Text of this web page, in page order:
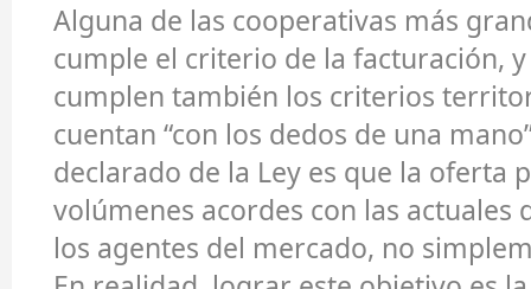
Alguna de las cooperativas más
cumple el criterio de la facturación,
cumplen también los criterios
cuentan “con los dedos de una
declarado de la Ley es que la oferta
volúmenes acordes con las actuales
los agentes del mercado, no